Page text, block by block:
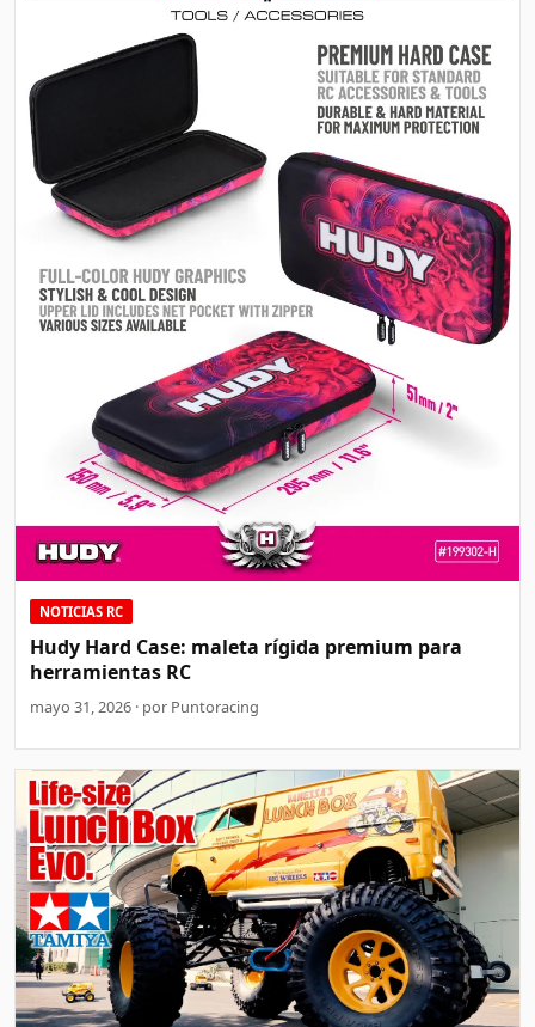
NOTICIAS RC
Hudy Hard Case: maleta rígida premium para
herramientas RC
mayo 31, 2026 · por Puntoracing